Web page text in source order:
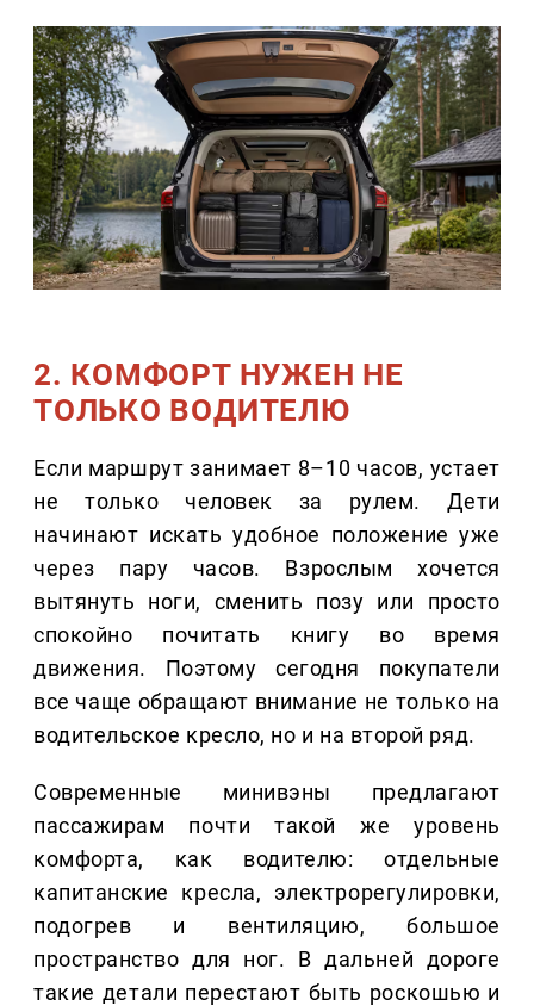
2. КОМФОРТ НУЖЕН НЕ
ТОЛЬКО ВОДИТЕЛЮ
Если маршрут занимает 8–10 часов, устает
не только человек за рулем. Дети
начинают искать удобное положение уже
через пару часов. Взрослым хочется
вытянуть ноги, сменить позу или просто
спокойно почитать книгу во время
движения. Поэтому сегодня покупатели
все чаще обращают внимание не только на
водительское кресло, но и на второй ряд.
Современные минивэны предлагают
пассажирам почти такой же уровень
комфорта, как водителю: отдельные
капитанские кресла, электрорегулировки,
подогрев и вентиляцию, большое
пространство для ног. В дальней дороге
такие детали перестают быть роскошью и